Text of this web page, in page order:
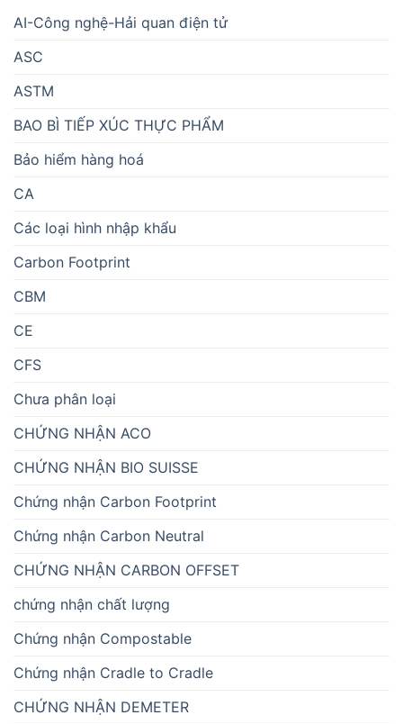
AI-Công nghệ-Hải quan điện tử
ASC
ASTM
BAO BÌ TIẾP XÚC THỰC PHẨM
Bảo hiểm hàng hoá
CA
Các loại hình nhập khẩu
Carbon Footprint
CBM
CE
CFS
Chưa phân loại
CHỨNG NHẬN ACO
CHỨNG NHẬN BIO SUISSE
Chứng nhận Carbon Footprint
Chứng nhận Carbon Neutral
CHỨNG NHẬN CARBON OFFSET
chứng nhận chất lượng
Chứng nhận Compostable
Chứng nhận Cradle to Cradle
CHỨNG NHẬN DEMETER